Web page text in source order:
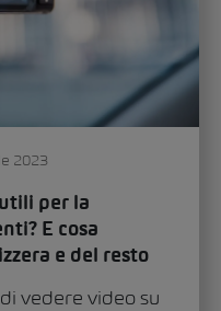
2023
per la
E cosa
e del resto
vedere video su